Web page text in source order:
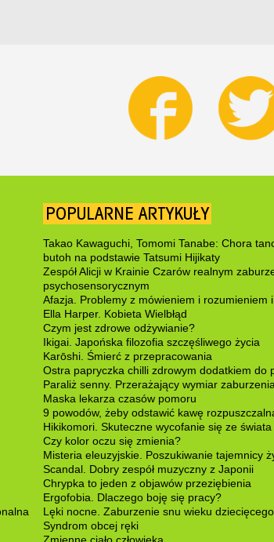
POPULARNE ARTYKUŁY
Takao Kawaguchi, Tomomi Tanabe: Chora
butoh na podstawie Tatsumi Hijikaty
Zespół Alicji w Krainie Czarów realnym
psychosensorycznym
Afazja. Problemy z mówieniem i rozumieniem
Ella Harper. Kobieta Wielbłąd
Czym jest zdrowe odżywianie?
Ikigai. Japońska filozofia szczęśliwego życia
Karōshi. Śmierć z przepracowania
Ostra papryczka chilli zdrowym dodatkiem do
Paraliż senny. Przerażający wymiar
Maska lekarza czasów pomoru
9 powodów, żeby odstawić kawę
Hikikomori. Skuteczne wycofanie się ze świata
Czy kolor oczu się zmienia?
Misteria eleuzyjskie. Poszukiwanie tajemnicy
Scandal. Dobry zespół muzyczny z Japonii
Chrypka to jeden z objawów przeziębienia
Ergofobia. Dlaczego boję się pracy?
Lęki nocne. Zaburzenie snu wieku dziecięcego
Syndrom obcej ręki